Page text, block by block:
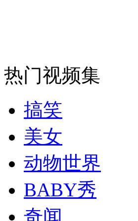
消防员救轻生者 花炮节热闹非凡
司机酒驾遇交警 急速倒车逃窜
热门视频集
搞笑
美女
动物世界
BABY秀
奇闻